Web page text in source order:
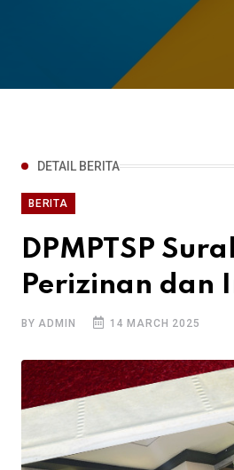
DETAIL BERITA
BERITA
DPMPTSP
Perizinan dan
BY ADMIN 14 MARCH 2025